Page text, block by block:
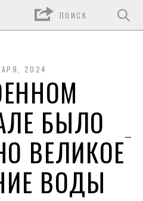
2024
БЫЛО
ВЕЛИКОЕ
ВОДЫ